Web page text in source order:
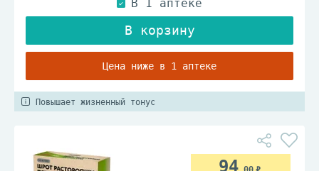
Цена ниже в 1 аптеке
Повышает жизненный тонус
94